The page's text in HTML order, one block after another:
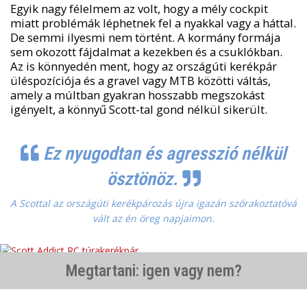
Egyik nagy félelmem az volt, hogy a mély cockpit
miatt problémák léphetnek fel a nyakkal vagy a háttal.
De semmi ilyesmi nem történt. A kormány formája
sem okozott fájdalmat a kezekben és a csuklókban.
Az is könnyedén ment, hogy az országúti kerékpár
üléspozíciója és a gravel vagy MTB közötti váltás,
amely a múltban gyakran hosszabb megszokást
igényelt, a könnyű Scott-tal gond nélkül sikerült.
Ez nyugodtan és agresszió nélkül
ösztönöz.
A Scottal az országúti kerékpározás újra igazán szórakoztatóvá
vált az én öreg napjaimon.
Megtartani: igen vagy nem?